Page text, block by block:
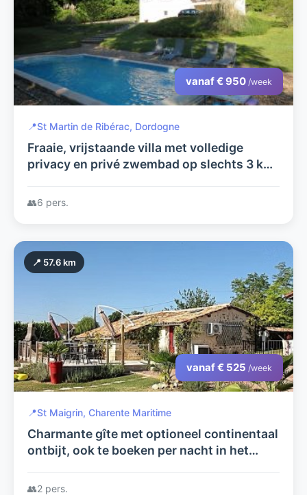
vanaf € 950 /week
📍St Martin de Ribérac, Dordogne
Fraaie, vrijstaande villa met volledige
privacy en privé zwembad op slechts 3 km
de Dordogne
👥6 pers.
📍 57.6 km
vanaf € 525 /week
📍St Maigrin, Charente Maritime
Charmante gîte met optioneel continentaal
ontbijt, ook te boeken per nacht in het
👥2 pers.